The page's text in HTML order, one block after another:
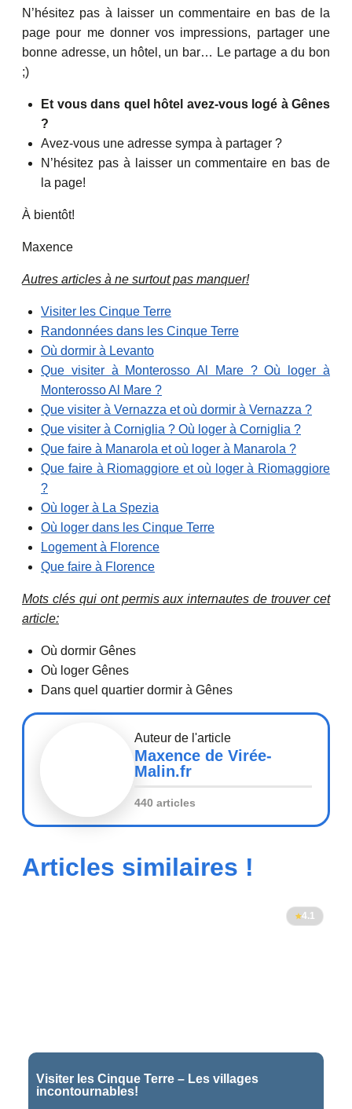
N’hésitez pas à laisser un commentaire en bas de la
page pour me donner vos impressions, partager une
bonne adresse, un hôtel, un bar… Le partage a du bon
;)
Et vous dans quel hôtel avez-vous logé à Gênes
?
Avez-vous une adresse sympa à partager ?
N’hésitez pas à laisser un commentaire en bas de
la page!
À bientôt!
Maxence
Autres articles à ne surtout pas manquer!
Visiter les Cinque Terre
Randonnées dans les Cinque Terre
Où dormir à Levanto
Que visiter à Monterosso Al Mare ? Où loger à
Monterosso Al Mare ?
Que visiter à Vernazza et où dormir à Vernazza ?
Que visiter à Corniglia ? Où loger à Corniglia ?
Que faire à Manarola et où loger à Manarola ?
Que faire à Riomaggiore et où loger à Riomaggiore
?
Où loger à La Spezia
Où loger dans les Cinque Terre
Logement à Florence
Que faire à Florence
Mots clés qui ont permis aux internautes de trouver cet
article:
Où dormir Gênes
Où loger Gênes
Dans quel quartier dormir à Gênes
Auteur de l'article
Maxence de Virée-
Malin.fr
440 articles
Articles similaires !
4.1
Visiter les Cinque Terre – Les villages
incontournables!